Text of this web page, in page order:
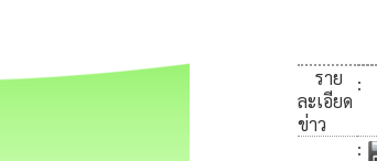
ราย
ละเอียด
ข่าว
:
: